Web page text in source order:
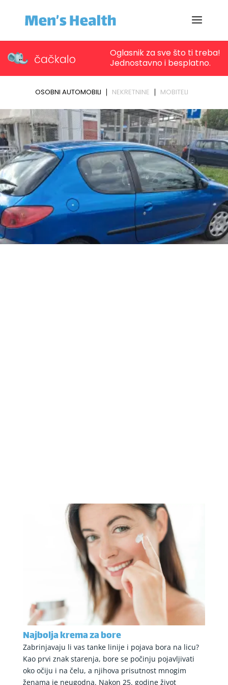
Najbolja krema za bore
Zabrinjavaju li vas tanke linije i pojava bora na licu?
Kao prvi znak starenja, bore se počinju pojavljivati
oko očiju i na čelu, a njihova prisutnost mnogim
ženama je neugodna. Nakon 25. godine život